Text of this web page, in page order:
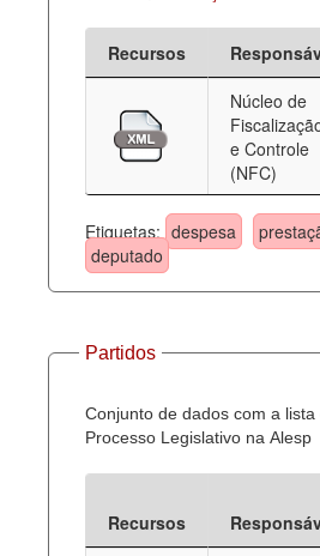
Recursos
Núcleo de
e Controle
(NFC)
Etiquetas: despesa
deputado
Partidos
Conjunto de dados com a
Processo Legislativo na Alesp
Recursos